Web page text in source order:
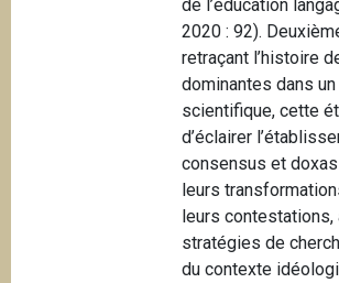
de l’éducation
2020 : 92).
retraçant l’histoire
dominantes dans un
scientifique, cette
d’éclairer
consensus et
leurs
leurs contestations,
stratégies de
du contexte